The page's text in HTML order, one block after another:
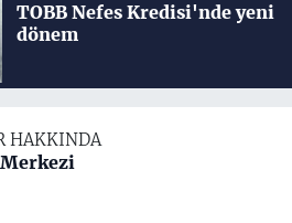
TOBB Nefes Kredisi'nde yeni
dönem
HAKKINDA